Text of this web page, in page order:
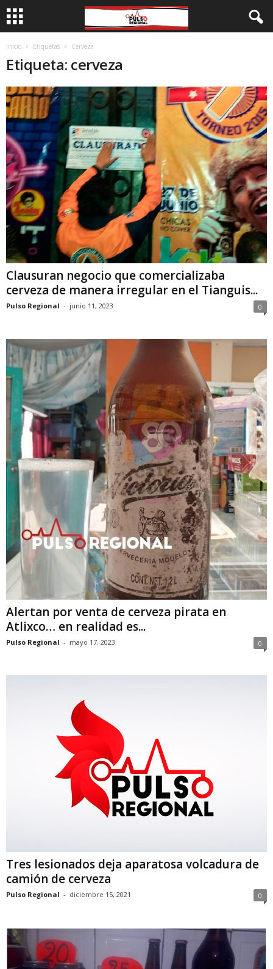
Inicio Etiquetas Cerveza
Etiqueta: cerveza
Clausuran negocio que comercializaba
cerveza de manera irregular en el Tianguis...
Pulso Regional - junio 11, 2023 0
Alertan por venta de cerveza pirata en
Atlixco… en realidad es...
Pulso Regional - mayo 17, 2023 0
Tres lesionados deja aparatosa volcadura de
camión de cerveza
Pulso Regional - diciembre 15, 2021 0